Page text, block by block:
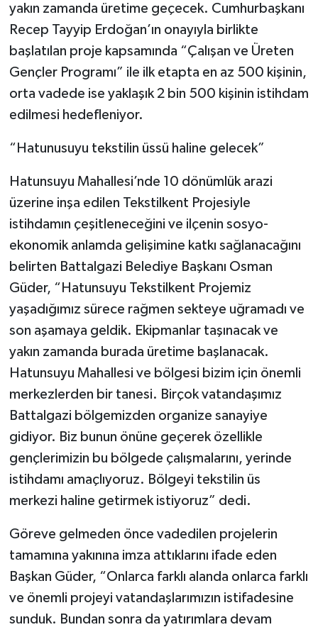
yakın zamanda üretime geçecek. Cumhurbaşkanı
Recep Tayyip Erdoğan’ın onayıyla birlikte
başlatılan proje kapsamında “Çalışan ve Üreten
Gençler Programı” ile ilk etapta en az 500 kişinin,
orta vadede ise yaklaşık 2 bin 500 kişinin istihdam
edilmesi hedefleniyor.
“Hatunusuyu tekstilin üssü haline gelecek”
Hatunsuyu Mahallesi’nde 10 dönümlük arazi
üzerine inşa edilen Tekstilkent Projesiyle
istihdamın çeşitleneceğini ve ilçenin sosyo-
ekonomik anlamda gelişimine katkı sağlanacağını
belirten Battalgazi Belediye Başkanı Osman
Güder, “Hatunsuyu Tekstilkent Projemiz
yaşadığımız sürece rağmen sekteye uğramadı ve
son aşamaya geldik. Ekipmanlar taşınacak ve
yakın zamanda burada üretime başlanacak.
Hatunsuyu Mahallesi ve bölgesi bizim için önemli
merkezlerden bir tanesi. Birçok vatandaşımız
Battalgazi bölgemizden organize sanayiye
gidiyor. Biz bunun önüne geçerek özellikle
gençlerimizin bu bölgede çalışmalarını, yerinde
istihdamı amaçlıyoruz. Bölgeyi tekstilin üs
merkezi haline getirmek istiyoruz” dedi.
Göreve gelmeden önce vadedilen projelerin
tamamına yakınına imza attıklarını ifade eden
Başkan Güder, “Onlarca farklı alanda onlarca farklı
ve önemli projeyi vatandaşlarımızın istifadesine
sunduk. Bundan sonra da yatırımlara devam